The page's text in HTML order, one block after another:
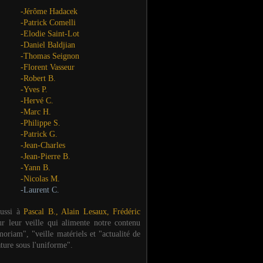
-Jérôme Hadacek
-Patrick Comelli
-Elodie Saint-Lot
-Daniel Baldjian
-Thomas Seignon
-Florent Vasseur
-Robert B.
-Yves P.
-Hervé C.
-Marc H.
-Philippe S.
-Patrick G.
-Jean-Charles
-Jean-Pierre B.
-Yann B.
-Nicolas M.
-Laurent C.
àPascal B., Alain Lesaux, Frédéric
leur veille qui alimente notre contenu
"veille matériels et "actualité de
sous l'uniforme".